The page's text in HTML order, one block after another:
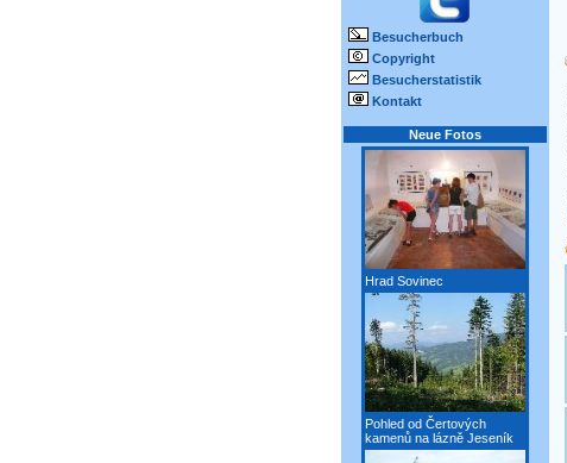
Besucherbuch
Copyright
Besucherstatistik
Kontakt
Neue Fotos
Hrad Sovinec
Pohled od Čertových
kamenů na lázně Jeseník